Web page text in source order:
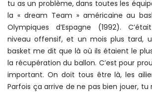
tu as un problème, dans toutes les
la « dream Team » américaine au
Olympiques d’Espagne (1992).
niveau offensif, et un mois plus tard,
basket me dit que là où ils étaient le
la récupération du ballon. C’est pour
important. On doit tous être là, les
Parfois ça arrive de ne pas bien jouer, tu